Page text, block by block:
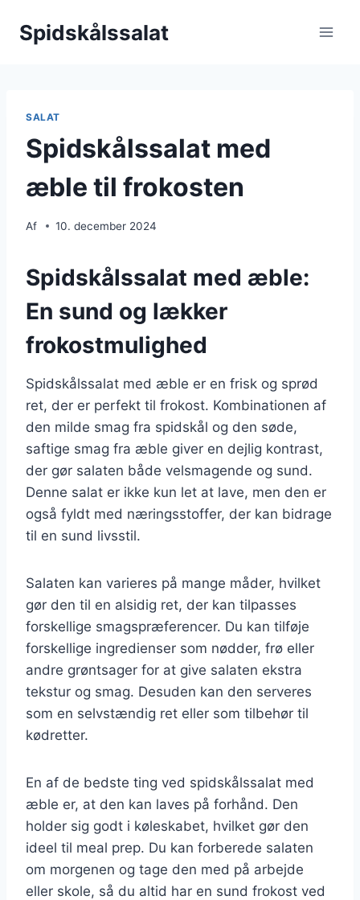
Spidskålssalat
SALAT
Spidskålssalat med
æble til frokosten
Af 10. december 2024
Spidskålssalat med æble:
En sund og lækker
frokostmulighed
Spidskålssalat med æble er en frisk og sprød
ret, der er perfekt til frokost. Kombinationen af
den milde smag fra spidskål og den søde,
saftige smag fra æble giver en dejlig kontrast,
der gør salaten både velsmagende og sund.
Denne salat er ikke kun let at lave, men den er
også fyldt med næringsstoffer, der kan bidrage
til en sund livsstil.
Salaten kan varieres på mange måder, hvilket
gør den til en alsidig ret, der kan tilpasses
forskellige smagspræferencer. Du kan tilføje
forskellige ingredienser som nødder, frø eller
andre grøntsager for at give salaten ekstra
tekstur og smag. Desuden kan den serveres
som en selvstændig ret eller som tilbehør til
kødretter.
En af de bedste ting ved spidskålssalat med
æble er, at den kan laves på forhånd. Den
holder sig godt i køleskabet, hvilket gør den
ideel til meal prep. Du kan forberede salaten
om morgenen og tage den med på arbejde
eller skole, så du altid har en sund frokost ved